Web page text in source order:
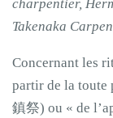
charpentier,
Takenaka
Concernant les
partir de la toute
鎮祭) ou « de